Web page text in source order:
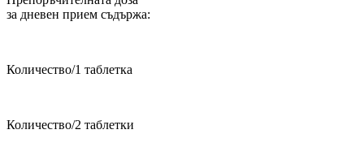
за дневен прием съдържа:
Количество/1 таблетка
Количество/2 таблетки